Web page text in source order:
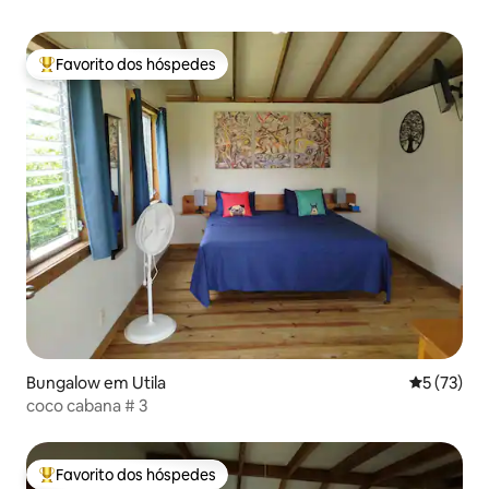
Favoritos dos hóspedes mais apreciados
Favorito dos hóspedes
Bungalow em Utila
5 (73)
coco cabana # 3
Favoritos dos hóspedes mais apreciados
Favorito dos hóspedes